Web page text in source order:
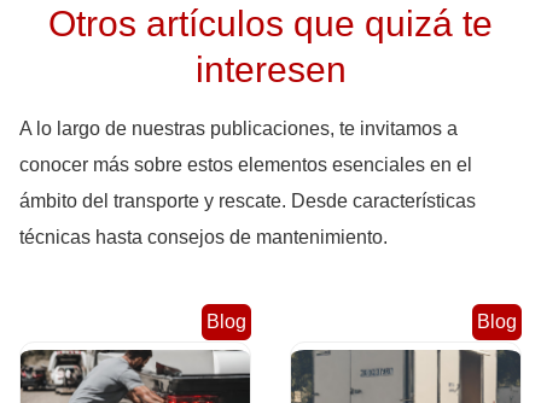
Otros artículos que quizá te
interesen
A lo largo de nuestras publicaciones, te invitamos a
conocer más sobre estos elementos esenciales en el
ámbito del transporte y rescate. Desde características
técnicas hasta consejos de mantenimiento.
Blog Blog